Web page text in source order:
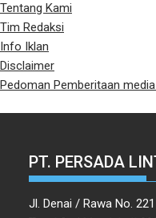
Tentang Kami
Tim Redaksi
Info Iklan
Disclaimer
Pedoman Pemberitaan
PT. PERSADA
Jl. Denai / Rawa No.